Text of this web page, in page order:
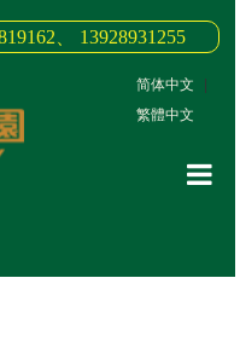
、 13928931255
简体中文
繁體中文